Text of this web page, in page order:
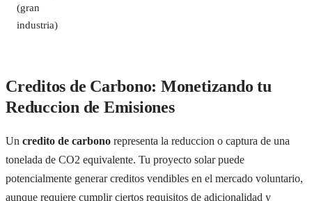
(gran
industria)
Creditos de Carbono: Monetizando tu
Reduccion de Emisiones
Un credito de carbono representa la reduccion o captura de una
tonelada de CO2 equivalente. Tu proyecto solar puede
potencialmente generar creditos vendibles en el mercado voluntario,
aunque requiere cumplir ciertos requisitos de adicionalidad y